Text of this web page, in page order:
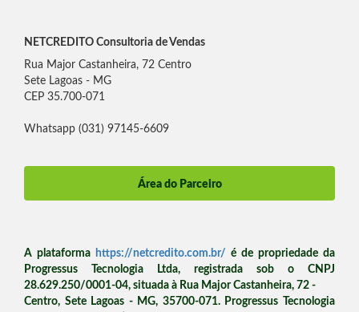
NETCREDITO Consultoria de Vendas
Rua Major Castanheira, 72 Centro
Sete Lagoas - MG
CEP 35.700-071
Whatsapp (031) 97145-6609
Área do Parceiro
A plataforma https://netcredito.com.br/ é de propriedade da
Progressus Tecnologia Ltda, registrada sob o CNPJ
28.629.250/0001-04, situada à Rua Major Castanheira, 72 -
Centro, Sete Lagoas - MG, 35700-071. Progressus Tecnologia